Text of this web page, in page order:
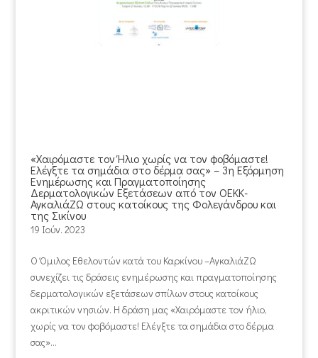
«Χαιρόμαστε τον Ήλιο χωρίς να τον φοβόμαστε!
Ελέγξτε τα σημάδια στο δέρμα σας» – 3η Εξόρμηση
Ενημέρωσης και Πραγματοποίησης
Δερματολογικών Εξετάσεων από τον ΟΕΚΚ-
ΑγκαλιάΖΩ στους κατοίκους της Φολεγάνδρου και
της Σικίνου
19 Ιούν. 2023
Ο Όμιλος Εθελοντών κατά του Καρκίνου –ΑγκαλιάΖΩ
συνεχίζει τις δράσεις ενημέρωσης και πραγματοποίησης
δερματολογικών εξετάσεων σπίλων στους κατοίκους
ακριτικών νησιών. Η δράση μας «Χαιρόμαστε τον ήλιο,
χωρίς να τον φοβόμαστε! Ελέγξτε τα σημάδια στο δέρμα
σας»...